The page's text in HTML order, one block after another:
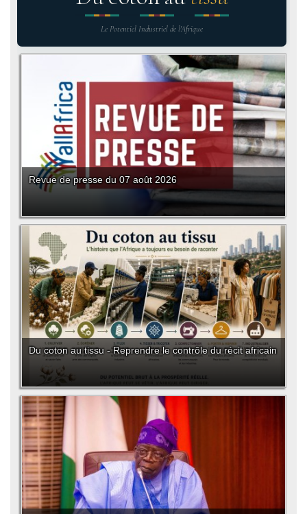
Le Potentiel Industriel de l'Afrique
Revue de presse du 07 août 2026
Du coton au tissu - Reprendre le contrôle du récit africain